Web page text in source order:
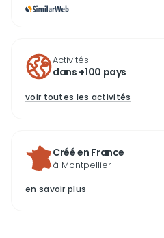
Activités
dans +100 pays
voir toutes les activités
Créé en France
à Montpellier
en savoir plus